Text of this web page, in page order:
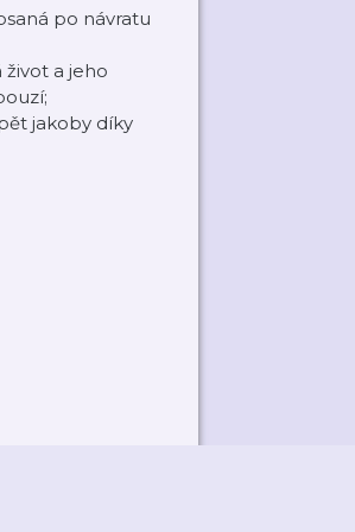
po návratu
život a jeho
jakoby díky